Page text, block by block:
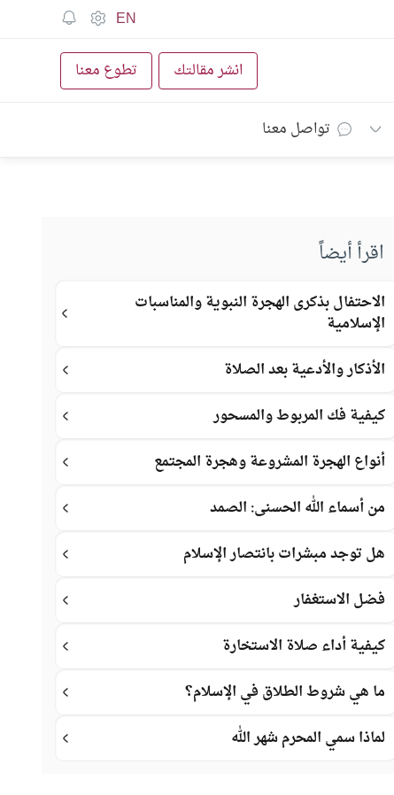
EN
انشر مقالتك تطوع معنا
تواصل معنا
اقرأ أيضاً
الاحتفال بذكرى الهجرة النبوية والمناسبات
الإسلامية
الأذكار والأدعية بعد الصلاة
كيفية فك المربوط والمسحور
أنواع الهجرة المشروعة وهجرة المجتمع
من أسماء الله الحسنى: الصمد
هل توجد مبشرات بانتصار الإسلام
فضل الاستغفار
كيفية أداء صلاة الاستخارة
ما هي شروط الطلاق في الإسلام؟
لماذا سمي المحرم شهر الله